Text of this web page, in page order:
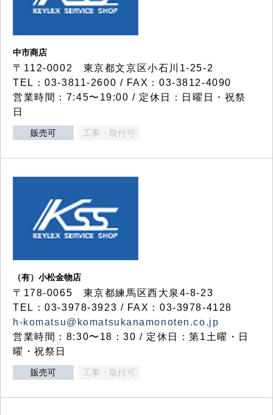
中市商店
〒112-0002 東京都文京区小石川1-25-2
TEL：03-3811-2600 / FAX：03-3812-4090
営業時間：7:45〜19:00 / 定休日：日曜日・祝祭
日
販売可 工事・取付可
（有）小松金物店
〒178-0065 東京都練馬区西大泉4-8-23
TEL：03-3978-3923 / FAX：03-3978-4128
h-komatsu@komatsukanamonoten.co.jp
営業時間：8:30〜18：30 / 定休日：第1土曜・日
曜・祝祭日
販売可 工事・取付可